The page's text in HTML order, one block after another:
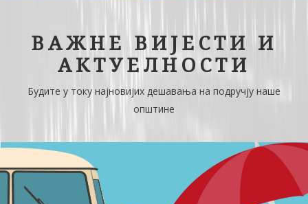
ВАЖНЕ ВИЈЕСТИ И
АКТУЕЛНОСТИ
Будите у току најновијих дешавања на подручју наше
општине